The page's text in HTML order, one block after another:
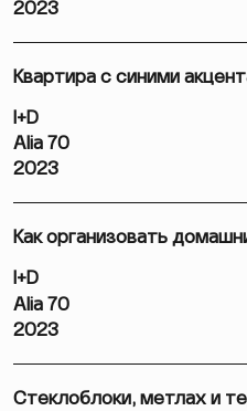
2023
Квартира с синими
I+D
Alia 70
2023
Как организовать
I+D
Alia 70
2023
Стеклоблоки, метлах и